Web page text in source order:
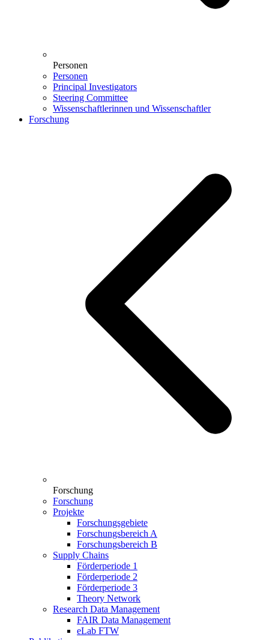
Personen
Personen
Principal Investigators
Steering Committee
Wissenschaftlerinnen und Wissenschaftler
Forschung
Forschung
Forschung
Projekte
Forschungsgebiete
Forschungsbereich A
Forschungsbereich B
Supply Chains
Förderperiode 1
Förderperiode 2
Förderperiode 3
Theory Network
Research Data Management
FAIR Data Management
eLab FTW